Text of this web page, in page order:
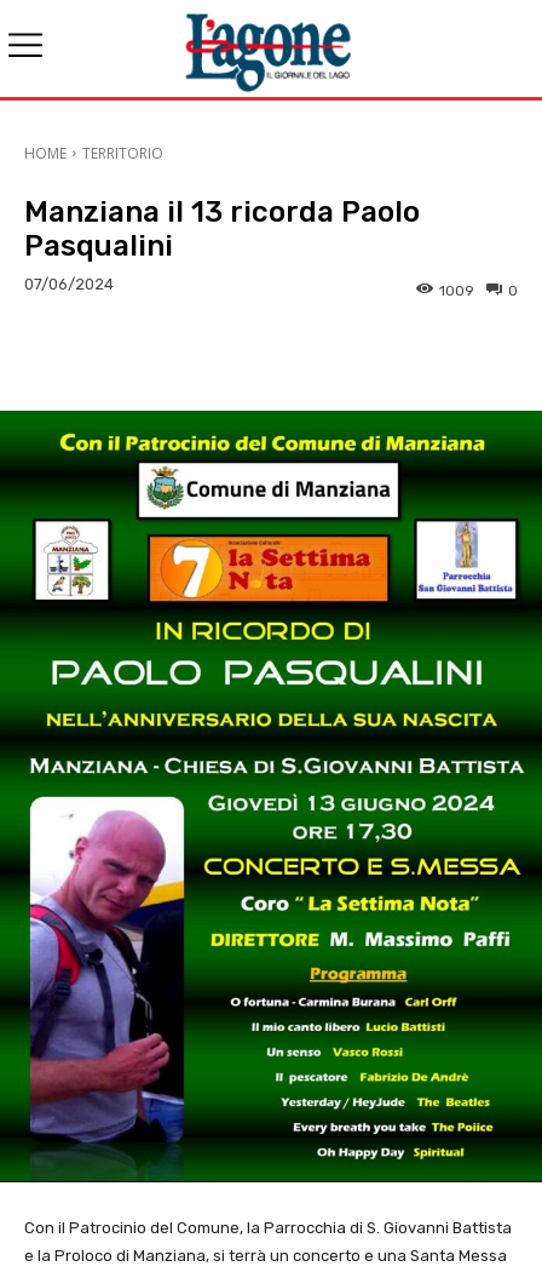
HOME TERRITORIO
Manziana il 13 ricorda Paolo
Pasqualini
07/06/2024 0
1009
Con il Patrocinio del Comune, la Parrocchia di S. Giovanni Battista
e la Proloco di Manziana, si terrà un concerto e una Santa Messa